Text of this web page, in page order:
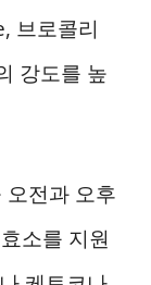
브로콜리
강도를 높
전과 오후
소를 지원